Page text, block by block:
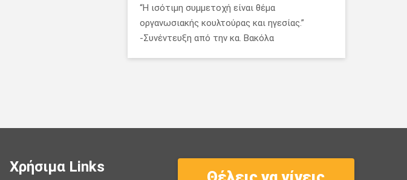
“Η ισότιμη συμμετοχή είναι θέμα
οργανωσιακής κουλτούρας και ηγεσίας.”
-Συνέντευξη από την κα. Βακόλα
Χρήσιμα Links